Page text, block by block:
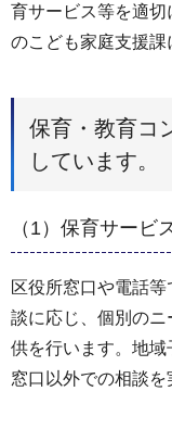
育サービス等を適
のこども家庭支援課
保育・教育コ
しています。
（1）保育サービ
区役所窓口や電話
談に応じ、個別の
供を行います。地
窓口以外での相談を